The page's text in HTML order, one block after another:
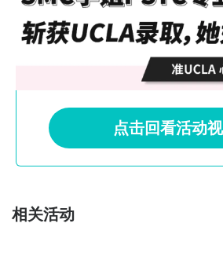
点击回看活动
相关活动